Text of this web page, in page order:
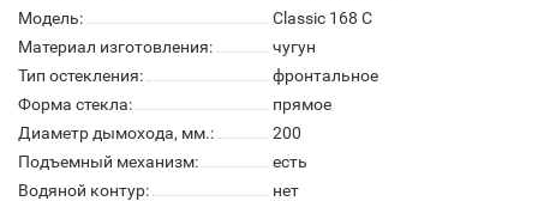
Модель:
Classic 168 C
Материал изготовления:
чугун
Тип остекления:
фронтальное
Форма стекла:
прямое
Диаметр дымохода, мм.:
200
Подъемный механизм:
есть
Водяной контур:
нет